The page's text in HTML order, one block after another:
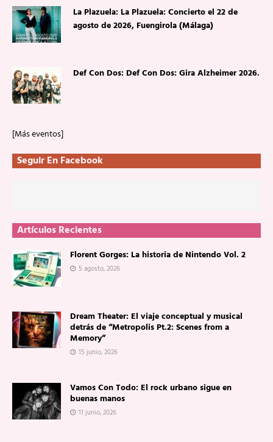
La Plazuela: La Plazuela: Concierto el 22 de
agosto de 2026, Fuengirola (Málaga)
Def Con Dos: Def Con Dos: Gira Alzheimer 2026.
[Más eventos]
Seguir En Facebook
Artículos Recientes
Florent Gorges: La historia de Nintendo Vol. 2
5 agosto, 2026
Dream Theater: El viaje conceptual y musical
detrás de “Metropolis Pt.2: Scenes from a
Memory”
15 junio, 2026
Vamos Con Todo: El rock urbano sigue en
buenas manos
11 junio, 2026